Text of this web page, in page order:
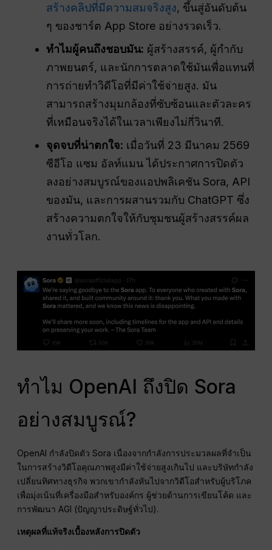
สร้างคลิปที่มีความสมจริงสูง, ขึ้นสู่อันดับต้น
ๆ ของชาร์ต App Store อย่างรวดเร็ว.
ทำไมผู้คนถึงชอบมัน: ผู้สร้างสรรค์, ผู้กำกับ
ภาพยนตร์, และนักการตลาดใช้มันเพื่อแทนที่
การถ่ายทำวิดีโอที่มีค่าใช้จ่ายสูง. มัน
สามารถสร้างมุมกล้องที่ซับซ้อนและตัวละคร
ที่เหมือนจริงได้ในเวลาเพียงไม่กี่วินาที.
จุดจบที่น่าตกใจ: เมื่อวันที่ 23 มีนาคม 2569
ซีอีโอ แซม อัลท์แมน ได้ประกาศการปิดตัว
ลงอย่างสมบูรณ์ของแอปพลิเคชัน Sora, API
ของมัน, และการผสานรวมกับ ChatGPT ซึ่ง
สร้างความตกใจให้กับชุมชนผู้สร้างสรรค์ผล
งานทั่วโลก.
ทำไม OpenAI ถึงปิด Sora
อย่างสมบูรณ์?
OpenAI กำลังปิดตัว Sora เนื่องจากกำลังการประมวลผลที่จำเป็น
ในการสร้างวิดีโอคุณภาพสูงมีค่าใช้จ่ายสูงเกินไป และบริษัทกำลัง
เปลี่ยนทิศทางธุรกิจ พวกเขากำลังหันไปจากวิดีโอสำหรับผู้บริโภค
เพื่อมุ่งเน้นที่เครื่องมือสำหรับองค์กร ผู้ช่วยด้านการเขียนโค้ด และ
การพัฒนา AGI (ปัญญาประดิษฐ์ทั่วไป).
เหตุผลที่แท้จริงเบื้องหลังการปิดตัว